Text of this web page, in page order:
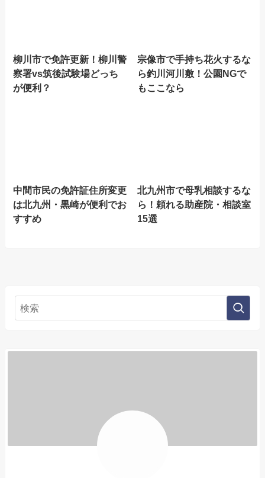
柳川市で免許更新！柳川警
察署vs筑後試験場どっち
が便利？
宗像市で手持ち花火するな
ら釣川河川敷！公園NGで
もここなら
中間市民の免許証住所変更
は北九州・黒崎が便利でお
すすめ
北九州市で母乳相談するな
ら！頼れる助産院・相談室
15選